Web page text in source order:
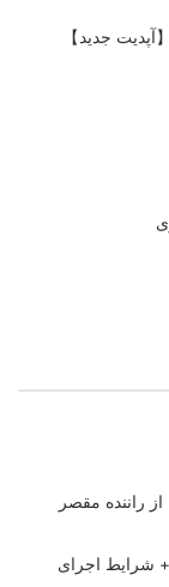
جدید】
راننده مقصر
شرایط اجرای